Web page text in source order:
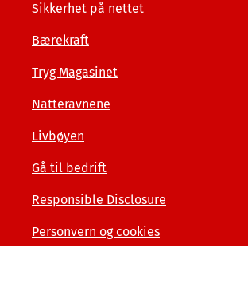
Sikkerhet på nettet
Bærekraft
Tryg Magasinet
Natteravnene
Livbøyen
Gå til bedrift
Responsible Disclosure
Personvern og cookies